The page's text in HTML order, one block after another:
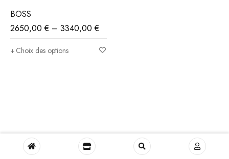
BOSS
2650,00€ – 3340,00€
Choix des options